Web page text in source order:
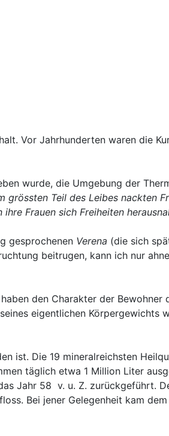
Vor Jahrhunderten waren die
wurde, die Umgebung der
grössten Teil des Leibes nackten
Frauen sich Freiheiten
gesprochenen Verena (die sich
beitrugen, kann ich nur
den Charakter der Bewohner
eigentlichen Körpergewichts
ist. Die 19 mineralreichsten
täglich etwa 1 Million Liter
Jahr 58 v. u. Z. zurückgeführt.
Bei jener Gelegenheit kam